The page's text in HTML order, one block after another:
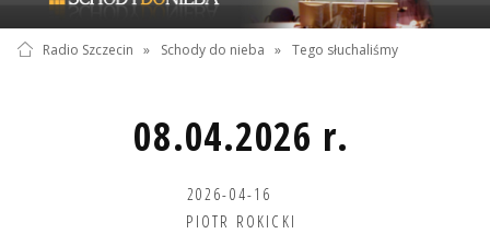
Radio Szczecin » Schody do nieba » Tego słuchaliśmy
08.04.2026 r.
2026-04-16
PIOTR ROKICKI